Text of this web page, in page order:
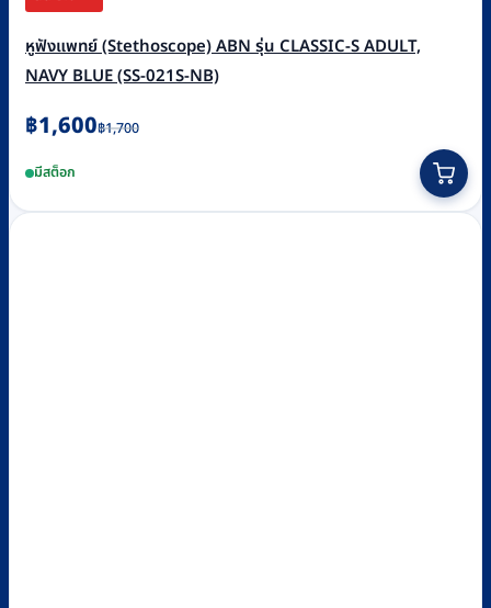
หูฟังแพทย์ (Stethoscope) ABN รุ่น CLASSIC-S ADULT,
NAVY BLUE (SS-021S-NB)
฿1,700
Original
was:
฿1,700.
฿1,600
Current
is:
฿1,600.
มีสต็อก